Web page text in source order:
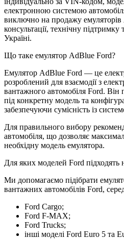
електронною системою
виключно на продажу
консультації, технічну
Україні.
Що таке емулятор AdBlue Ford?
Емулятор AdBlue Ford — це
розроблений для взаємодії з
вантажного автомобіля Ford. Він
під конкретну модель та
забезпечуючи сумісність із
Для правильного вибору
автомобіля, що дозволяє
необхідну модель емулятора.
Для яких моделей Ford підходять
Ми допомагаємо підібрати
вантажних автомобілів Ford,
Ford Cargo;
Ford F-MAX;
Ford Trucks;
інші моделі Ford Euro 5 та